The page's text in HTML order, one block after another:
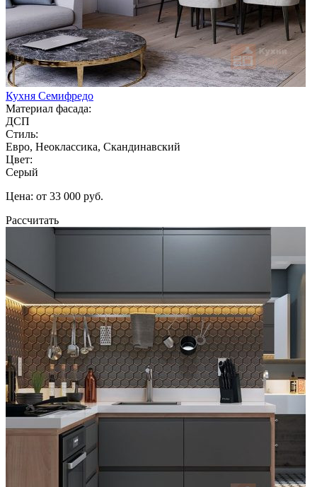
Кухня Семифредо
Материал фасада:
ДСП
Стиль:
Евро, Неоклассика, Скандинавский
Цвет:
Серый
Цена: от 33 000 руб.
Рассчитать